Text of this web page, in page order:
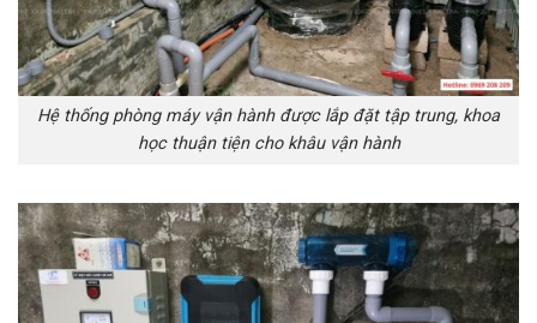
Hệ thống phòng máy vận hành được lắp đặt tập trung, khoa
học thuận tiện cho khâu vận hành